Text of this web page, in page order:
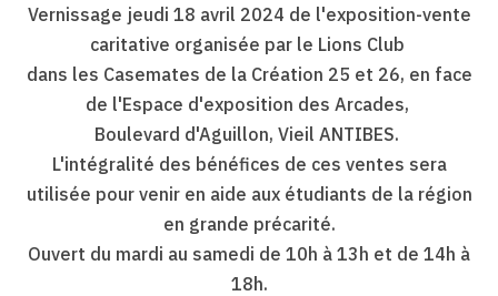
Vernissage jeudi 18 avril 2024 de l'exposition-vente
caritative organisée par le Lions Club
dans les Casemates de la Création 25 et 26, en face
de l'Espace d'exposition des Arcades,
Boulevard d'Aguillon, Vieil ANTIBES.
L'intégralité des bénéfices de ces ventes sera
utilisée pour venir en aide aux étudiants de la région
en grande précarité.
Ouvert du mardi au samedi de 10h à 13h et de 14h à
18h.